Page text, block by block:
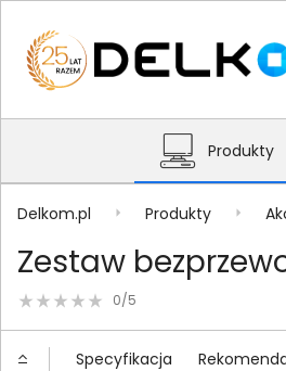
Produkty
Delkom.pl Produkty
Zestaw
0/5
Specyfikacja